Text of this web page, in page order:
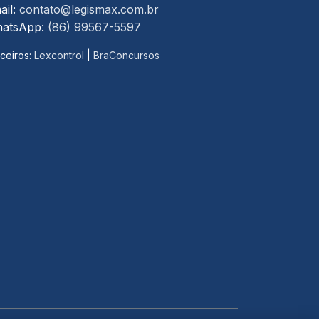
contato@legismax.com.br
(86) 99567-5597
Lexcontrol BraConcursos